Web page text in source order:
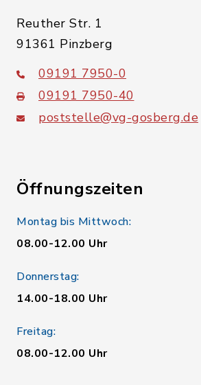
Reuther Str. 1
91361 Pinzberg
09191 7950-0
09191 7950-40
poststelle@vg-gosberg.de
Öffnungszeiten
Montag bis Mittwoch:
08.00-12.00 Uhr
Donnerstag:
14.00-18.00 Uhr
Freitag:
08.00-12.00 Uhr